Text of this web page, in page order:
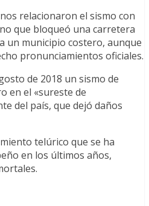
relacionaron el sismo con
que bloqueó una carretera
un municipio costero, aunque
pronunciamientos oficiales.
de 2018 un sismo de
en el «sureste de
del país, que dejó daños
telúrico que se ha
en los últimos años,